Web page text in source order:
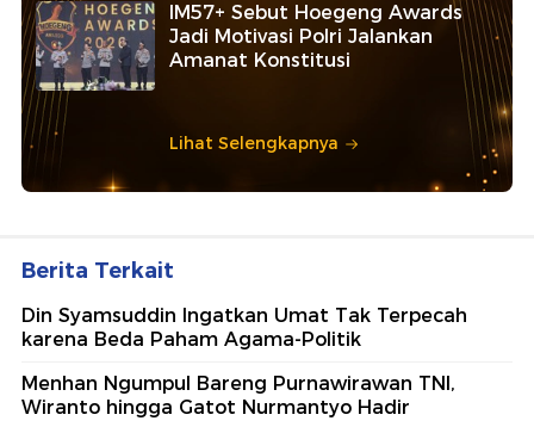
IM57+ Sebut Hoegeng Awards
Jadi Motivasi Polri Jalankan
Amanat Konstitusi
Lihat Selengkapnya
Berita Terkait
Din Syamsuddin Ingatkan Umat Tak Terpecah
karena Beda Paham Agama-Politik
Menhan Ngumpul Bareng Purnawirawan TNI,
Wiranto hingga Gatot Nurmantyo Hadir